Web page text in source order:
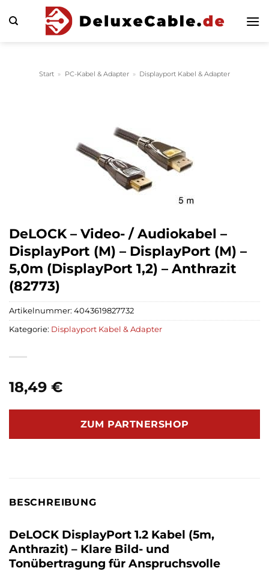
Inhalt
Start » PC-Kabel & Adapter » Displayport Kabel & Adapter
DeLOCK – Video- / Audiokabel –
DisplayPort (M) – DisplayPort (M) –
5,0m (DisplayPort 1,2) – Anthrazit
(82773)
18,49 €
ZUM PARTNERSHOP
Artikelnummer: 4043619827732
Kategorie: Displayport Kabel & Adapter
BESCHREIBUNG
DeLOCK DisplayPort 1.2 Kabel (5m,
Anthrazit) – Klare Bild- und
Tonübertragung für Anspruchsvolle